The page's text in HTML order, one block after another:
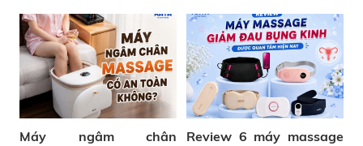
Máy ngâm chân
Review 6 máy massage